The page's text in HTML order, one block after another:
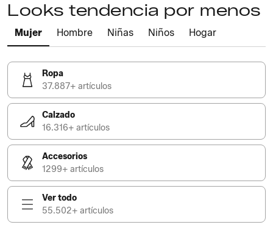
Looks tendencia por menos
Mujer Hombre Niñas Niños Hogar
Ropa
37.887+ artículos
Calzado
16.316+ artículos
Accesorios
1299+ artículos
Ver todo
55.502+ artículos